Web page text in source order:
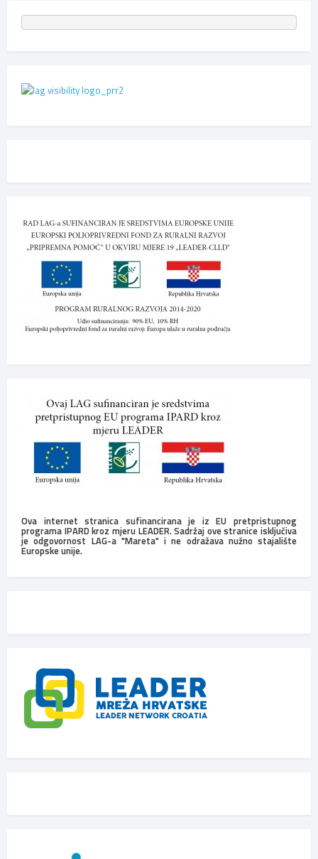
Ova internet stranica sufinancirana je iz EU pretpristupnog
programa IPARD kroz mjeru LEADER. Sadržaj ove stranice isključiva
je odgovornost LAG-a "Mareta" i ne odražava nužno stajalište
Europske unije.